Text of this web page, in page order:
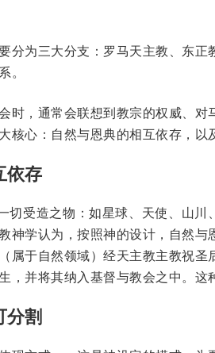
分为三大分支：罗马天主教、东
。
时，通常会联想到教宗的权威、
核心：自然与恩典的相互依存，以
依存
切受造之物：如星球、天使、山
神学认为，按照神的设计，自然
属于自然领域）经天主教主教祝
，并将其纳入基督与教会之中。这
分割